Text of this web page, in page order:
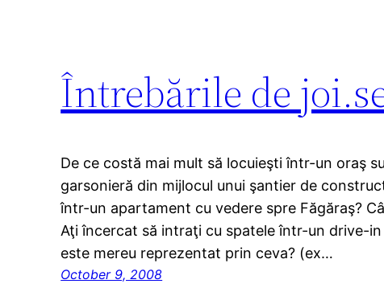
Întrebările de
De ce costă mai mult să locuieşti într-un oraş
garsonieră din mijlocul unui şantier de
într-un apartament cu vedere spre Făgăraş?
Aţi încercat să intraţi cu spatele într-un drive-in
este mereu reprezentat prin ceva? (ex…
October 9, 2008